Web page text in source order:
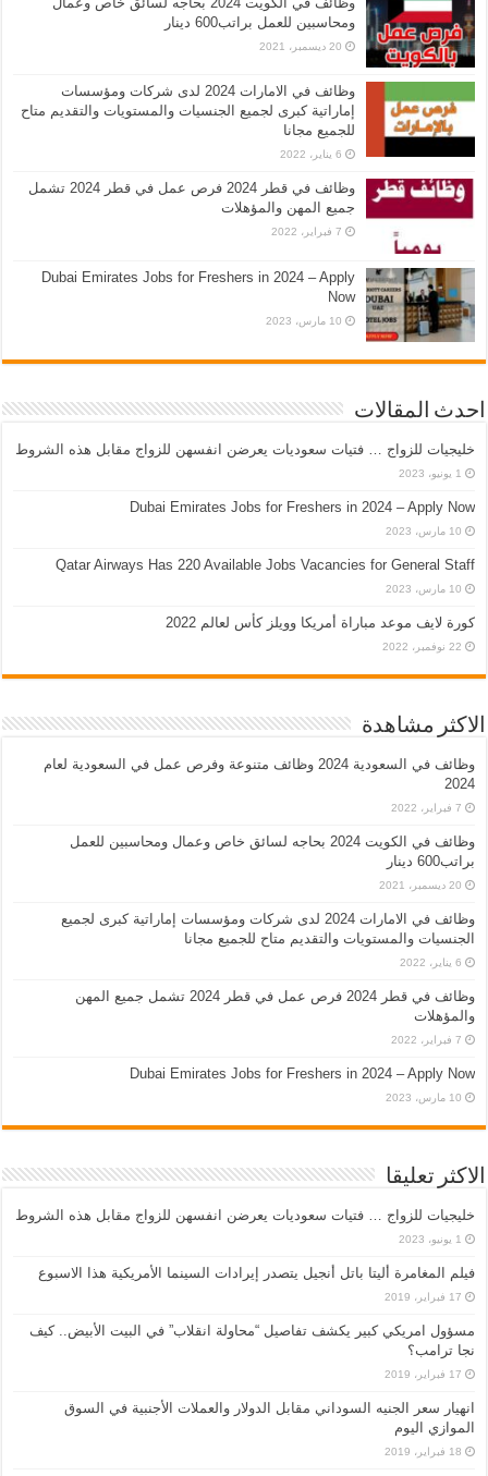
ومحاسبين للعمل براتب600 دينار
20 ديسمبر، 2021
وظائف في الامارات 2024 لدى شركات ومؤسسات
إماراتية كبرى لجميع الجنسيات والمستويات والتقديم متاح
للجميع مجانا
6 يناير، 2022
وظائف في قطر 2024 فرص عمل في قطر 2024 تشمل
جميع المهن والمؤهلات
7 فبراير، 2022
Dubai Emirates Jobs for Freshers in 2024 – Apply
Now
10 مارس، 2023
احدث المقالات
خليجيات للزواج … فتيات سعوديات يعرضن انفسهن للزواج مقابل هذه الشروط
1 يونيو، 2023
Dubai Emirates Jobs for Freshers in 2024 – Apply Now
10 مارس، 2023
Qatar Airways Has 220 Available Jobs Vacancies for General Staff
10 مارس، 2023
كورة لايف موعد مباراة أمريكا وويلز كأس لعالم 2022
22 نوفمبر، 2022
الاكثر مشاهدة
وظائف في السعودية 2024 وظائف متنوعة وفرص عمل في السعودية لعام
2024
7 فبراير، 2022
وظائف في الكويت 2024 بحاجه لسائق خاص وعمال ومحاسبين للعمل
براتب600 دينار
20 ديسمبر، 2021
وظائف في الامارات 2024 لدى شركات ومؤسسات إماراتية كبرى لجميع
الجنسيات والمستويات والتقديم متاح للجميع مجانا
6 يناير، 2022
وظائف في قطر 2024 فرص عمل في قطر 2024 تشمل جميع المهن
والمؤهلات
7 فبراير، 2022
Dubai Emirates Jobs for Freshers in 2024 – Apply Now
10 مارس، 2023
الاكثر تعليقا
خليجيات للزواج … فتيات سعوديات يعرضن انفسهن للزواج مقابل هذه الشروط
1 يونيو، 2023
فيلم المغامرة أليتا‭ ‬باتل أنجيل يتصدر إيرادات السينما الأمريكية هذا الاسبوع
17 فبراير، 2019
مسؤول امريكي كبير يكشف تفاصيل “محاولة انقلاب” في البيت الأبيض.. كيف
نجا ترامب؟
17 فبراير، 2019
انهيار سعر الجنيه السوداني مقابل الدولار والعملات الأجنبية في السوق
الموازي اليوم
18 فبراير، 2019